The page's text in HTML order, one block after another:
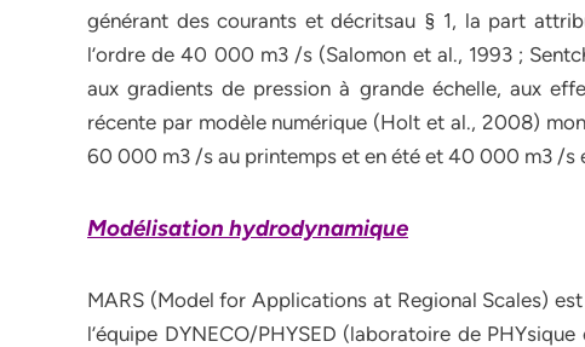
générant des courants et décritsau § 1, la part
l’ordre de 40 000 m3 /s (Salomon et al., 1993 ;
aux gradients de pression à grande échelle, aux
récente par modèle numérique (Holt et al., 2008)
60 000 m3 /s au printemps et en été et 40 000 m3 /s
Modélisation hydrodynamique
MARS (Model for Applications at Regional Scales)
l’équipe DYNECO/PHYSED (laboratoire de